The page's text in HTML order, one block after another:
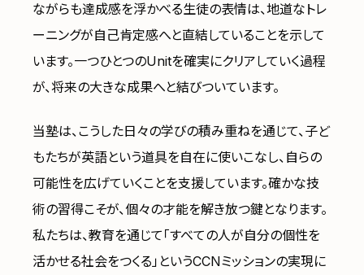
ながらも達成感を浮かべる生徒の表情は、地道なトレ
ーニングが自己肯定感へと直結していることを示して
います。一つひとつのUnitを確実にクリアしていく過程
が、将来の大きな成果へと結びついています。
当塾は、こうした日々の学びの積み重ねを通じて、子ど
もたちが英語という道具を自在に使いこなし、自らの
可能性を広げていくことを支援しています。確かな技
術の習得こそが、個々の才能を解き放つ鍵となります。
私たちは、教育を通じて「すべての人が自分の個性を
活かせる社会をつくる」というCCNミッションの実現に